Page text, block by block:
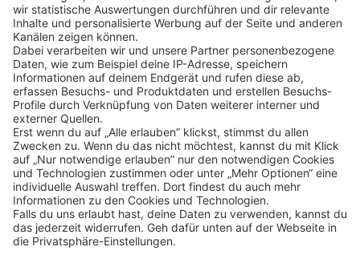
ZAHLUNGSMETHODEN
SOCIAL
NEWSLETTER
BESUCHEN SIE UNS
Alle Preise inkl. gesetzl. Mehrwertsteuer zzgl. Versandkosten und ggf.
Nachnahmegebühren, wenn nicht anders angegeben.